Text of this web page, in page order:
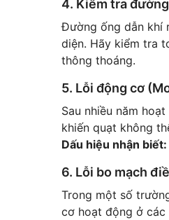
4. Kiểm tra
Đường ống dẫn khí
diện. Hãy kiểm tra
thông thoáng.
5. Lỗi động cơ
Sau nhiều năm
khiến quạt không
Dấu hiệu nhận biết:
6. Lỗi bo mạch
Trong một số
cơ hoạt động ở các